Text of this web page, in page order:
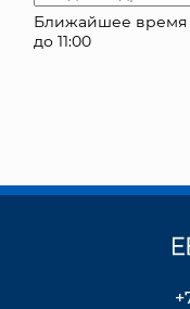
Ближайшее время
до 11:00